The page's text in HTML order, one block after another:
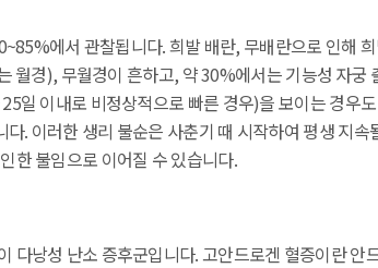
에서 관찰됩니다. 희발 배란, 무배란으로 인해
월경), 무월경이 흔하고, 약 30%에서는 기능성 자궁
일 이내로 비정상적으로 빠른 경우)을 보이는 경우
. 이러한 생리 불순은 사춘기 때 시작하여 평생 지속
한 불임으로 이어질 수 있습니다.
다낭성 난소 증후군입니다. 고안드로겐 혈증이란 안